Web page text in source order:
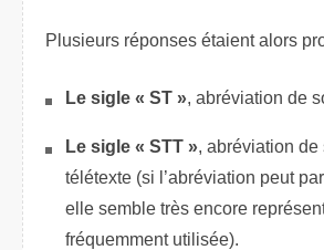
Plusieurs réponses étaient alors
Le sigle « ST », abréviation de
Le sigle « STT », abréviation de
télétexte (si l’abréviation peut
elle semble très encore
fréquemment utilisée).